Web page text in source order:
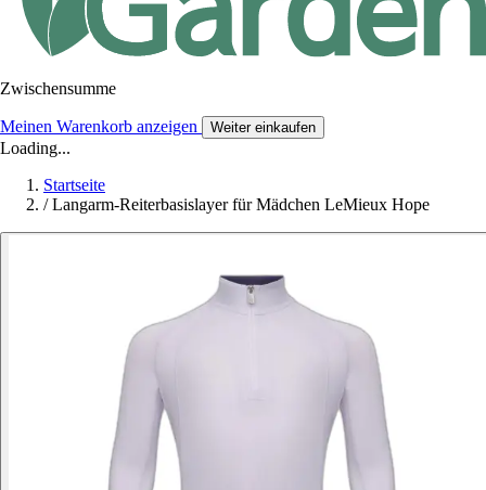
Zwischensumme
Meinen Warenkorb anzeigen Weiter einkaufen
Loading...
Startseite
/ Langarm-Reiterbasislayer für Mädchen LeMieux Hope